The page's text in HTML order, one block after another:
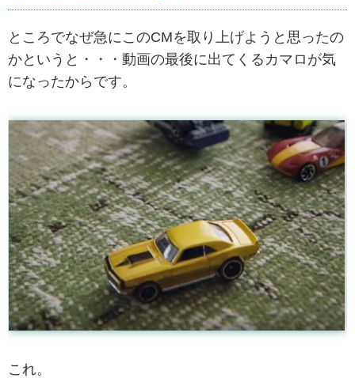
ところでなぜ急にこのCMを取り上げようと思ったの
かというと・・・動画の最後に出てくるカマロが気
になったからです。
これ。